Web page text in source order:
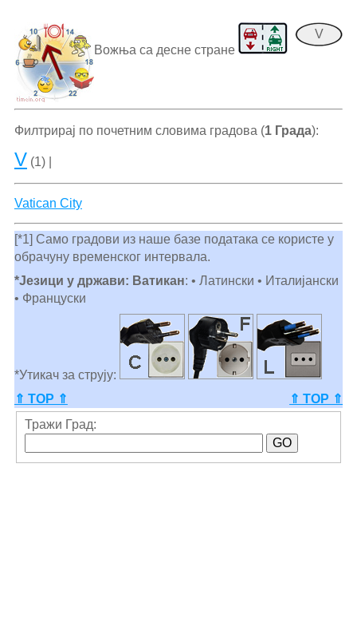
V
Вожња са десне стране
Филтрирај по почетним словима градова (1 Града):
V (1) |
Vatican City
[*1] Само градови из наше базе података се користе у
обрачуну временског интервала.
*Језици у држави: Ватикан: • Латински • Италијански
• Француски
*Утикач за струју:
⇑ TOP ⇑
⇑ TOP ⇑
Тражи Град: